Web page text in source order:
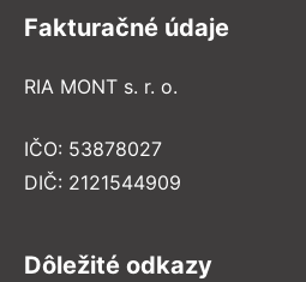
Fakturačné údaje
RIA MONT s. r. o.
IČO: 53878027
DIČ: 2121544909
Dôležité odkazy